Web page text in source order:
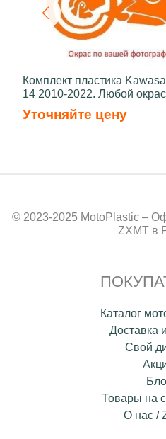
Комплект пластика
14 2010-2022. Любой окрас
Уточняйте цену
© 2023-2025 MotoPlastic –
ZXMT в
Каталог
Доставка
Свой
Товары на
О нас /